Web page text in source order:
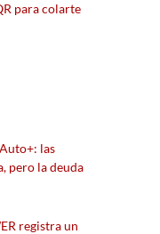
para colarte
las
pero la deuda
registra un